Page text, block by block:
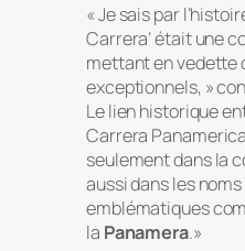
« Je sais par
Carrera’ était une
mettant en vedette
exceptionnels, »
Le lien historique
Carrera
seulement dans la
aussi dans les
emblématiques
la Panamera.»